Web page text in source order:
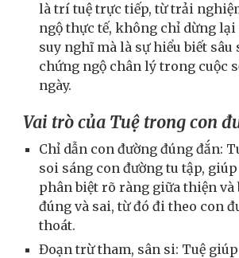
là trí tuệ trực tiếp, từ trải
ngộ thực tế, không chỉ dừng lại
suy nghĩ mà là sự hiểu biết sâu
chứng ngộ chân lý trong cuộc
ngày.
Vai trò của Tuệ trong con
Chỉ dẫn con đường đúng đắn:
soi sáng con đường tu tập,
phân biệt rõ ràng giữa thiện và
đúng và sai, từ đó đi theo con
thoát.
Đoạn trừ tham, sân si: Tuệ